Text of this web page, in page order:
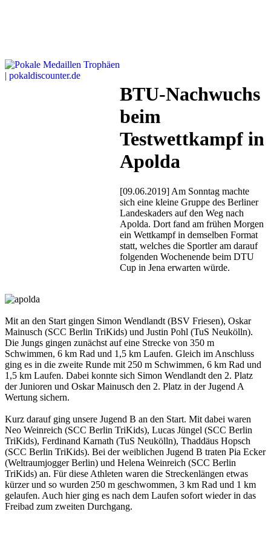
BTU-Nachwuchs
beim
Testwettkampf in
Apolda
[09.06.2019] Am Sonntag machte
sich eine kleine Gruppe des Berliner
Landeskaders auf den Weg nach
Apolda. Dort fand am frühen Morgen
ein Wettkampf in demselben Format
statt, welches die Sportler am darauf
folgenden Wochenende beim DTU
Cup in Jena erwarten würde.
Mit an den Start gingen Simon Wendlandt (BSV Friesen), Oskar
Mainusch (SCC Berlin TriKids) und Justin Pohl (TuS Neukölln).
Die Jungs gingen zunächst auf eine Strecke von 350 m
Schwimmen, 6 km Rad und 1,5 km Laufen. Gleich im Anschluss
ging es in die zweite Runde mit 250 m Schwimmen, 6 km Rad und
1,5 km Laufen. Dabei konnte sich Simon Wendlandt den 2. Platz
der Junioren und Oskar Mainusch den 2. Platz in der Jugend A
Wertung sichern.
Kurz darauf ging unsere Jugend B an den Start. Mit dabei waren
Neo Weinreich (SCC Berlin TriKids), Lucas Jüngel (SCC Berlin
TriKids), Ferdinand Karnath (TuS Neukölln), Thaddäus Hopsch
(SCC Berlin TriKids). Bei der weiblichen Jugend B traten Pia Ecker
(Weltraumjogger Berlin) und Helena Weinreich (SCC Berlin
TriKids) an. Für diese Athleten waren die Streckenlängen etwas
kürzer und so wurden 250 m geschwommen, 3 km Rad und 1 km
gelaufen. Auch hier ging es nach dem Laufen sofort wieder in das
Freibad zum zweiten Durchgang.